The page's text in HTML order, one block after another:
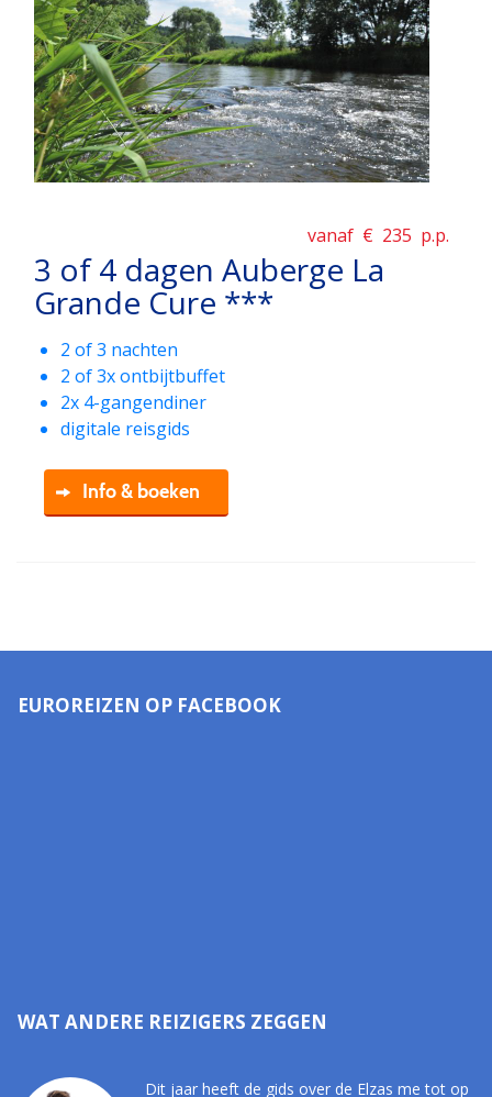
vanaf € 235 p.p.
3 of 4 dagen Auberge La
Grande Cure ***
2 of 3 nachten
2 of 3x ontbijtbuffet
2x 4-gangendiner
digitale reisgids
Info & boeken